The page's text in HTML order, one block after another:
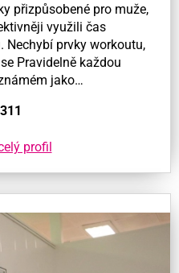
přizpůsobené pro muže,
využili čas
Nechybí prvky workoutu,
Pravidelně každou
jako…
profil